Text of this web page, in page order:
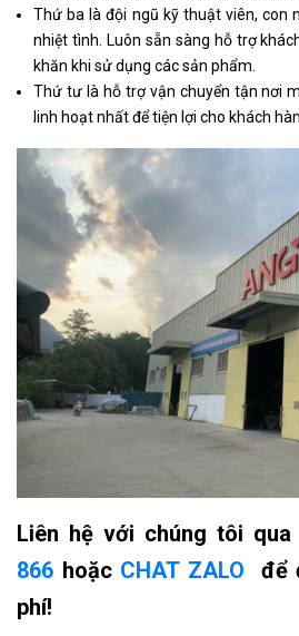
Thứ ba là đội ngũ kỹ thuật viên, con
nhiệt tình. Luôn sẵn sàng hỗ trợ
khăn khi sử dụng các sản phẩm.
Thứ tư là hỗ trợ vận chuyển tận nơi
linh hoạt nhất để tiện lợi cho khách
Liên hệ với chúng tôi qua
866 hoặcCHAT ZALO để
phí!